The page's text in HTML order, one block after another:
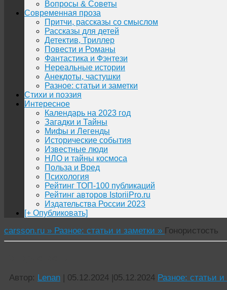
Вопросы & Советы
Современная проза
Притчи, рассказы со смыслом
Рассказы для детей
Детектив, Триллер
Повести и Романы
Фантастика и Фэнтези
Нереальные истории
Анекдоты, частушки
Разное: статьи и заметки
Стихи и поэзия
Интересное
Календарь на 2023 год
Загадки и Тайны
Мифы и Легенды
Исторические события
Известные люди
НЛО и тайны космоса
Польза и Вред
Психология
Рейтинг ТОП-100 публикаций
Рейтинг авторов IstoriiPro.ru
Издательства России 2023
[+ Опубликовать]
carsson.ru » Разное: статьи и заметки » Гонористость
Автор: Lenan | 05.12.2024 |05.12.2024 Разное: статьи и